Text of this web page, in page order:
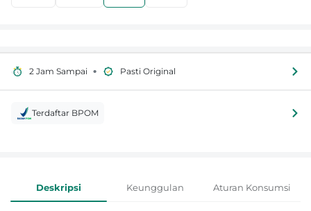
2 Jam Sampai • Pasti Original
Terdaftar BPOM
Informasi Produk
Deskripsi Keunggulan Aturan Konsumsi